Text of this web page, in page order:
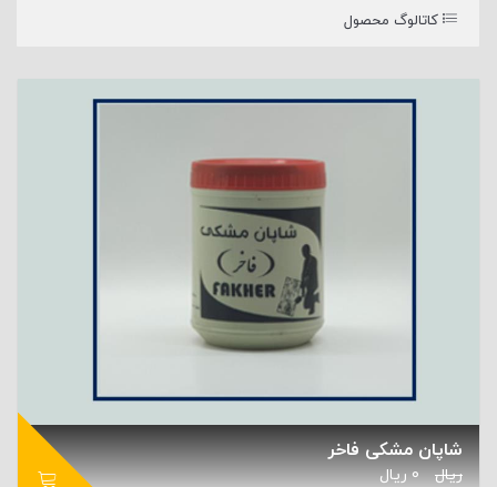
کاتالوگ محصول
شاپان مشکی فاخر
ریال 0 ریال